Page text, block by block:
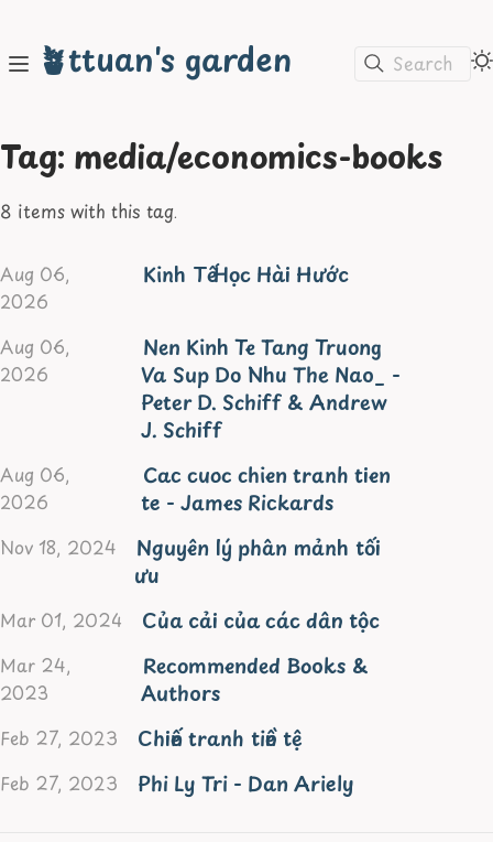
🪴ttuan's garden Search
Tag: media/economics-books
8 items with this tag.
Aug 06,
2026
Kinh Tế Học Hài Hước
Aug 06,
2026
Nen Kinh Te Tang Truong
Va Sup Do Nhu The Nao_ -
Peter D. Schiff & Andrew
J. Schiff
Aug 06,
2026
Cac cuoc chien tranh tien
te - James Rickards
Nov 18, 2024
Nguyên lý phân mảnh tối
ưu
Mar 01, 2024 Của cải của các dân tộc
Mar 24,
2023
Recommended Books &
Authors
Feb 27, 2023 Chiến tranh tiền tệ
Feb 27, 2023 Phi Ly Tri - Dan Ariely